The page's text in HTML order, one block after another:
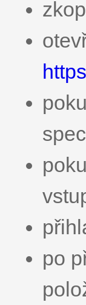
po